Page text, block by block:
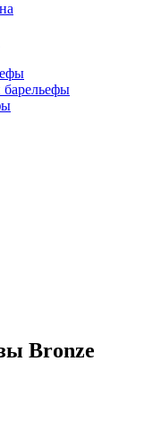
Bronze